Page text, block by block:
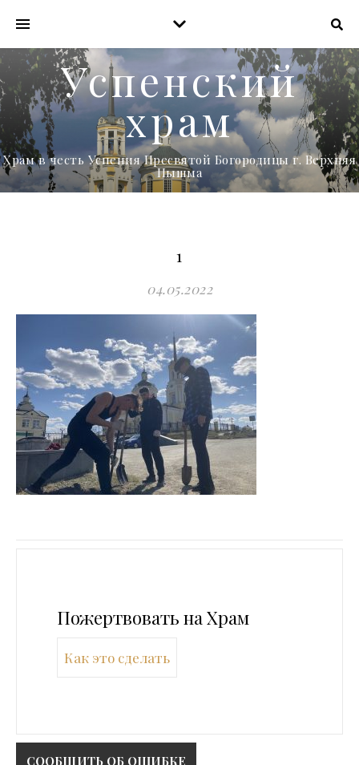
Успенский
храм
Храм в честь Успения Пресвятой Богородицы г. Верхняя
Пышма
1
04.05.2022
Пожертвовать на Храм
Как это сделать